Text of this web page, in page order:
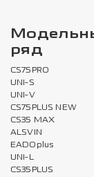
ряд
CS75PRO
UNI-S
UNI-V
CS75PLUS NEW
CS35 MAX
ALSVIN
EADOplus
UNI-L
CS35PLUS